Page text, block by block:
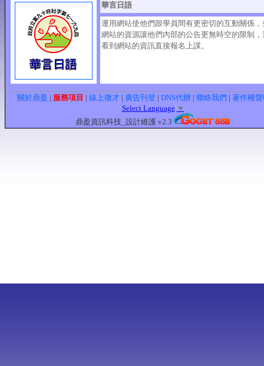
華言日語
運用網站使他們跟學員間有更密切的互動關係，
網站的資源讓他們內部的公告更無時空的限制，
看到網站的資訊直接報名上課。
關於鼎盈 | 服務項目 | 線上徵才 | 廣告刊登 | DNS代辦 | 聯絡我們 | 著作
Select Language ▼
鼎盈資訊科技_設計維護 v2.3